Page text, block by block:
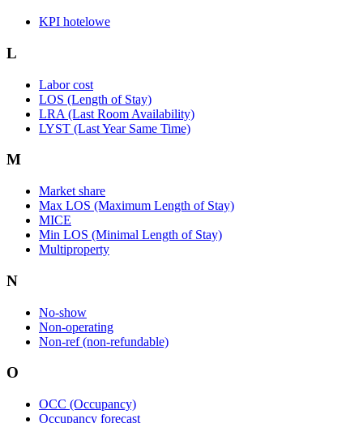
KPI hotelowe
L
Labor cost
LOS (Length of Stay)
LRA (Last Room Availability)
LYST (Last Year Same Time)
M
Market share
Max LOS (Maximum Length of Stay)
MICE
Min LOS (Minimal Length of Stay)
Multiproperty
N
No-show
Non-operating
Non-ref (non-refundable)
O
OCC (Occupancy)
Occupancy forecast